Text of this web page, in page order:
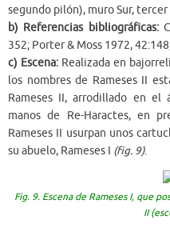
segundo pilón), muro Sur,
b) Referencias bibliográficas:
352; Porter & Moss 1972,
c) Escena: Realizada en
los nombres de Rameses II
Rameses II, arrodillado en el
manos de Re-Haractes, en
Rameses II usurpan unos
su abuelo, Rameses I (fig. 9).
Fig. 9. Escena de Rameses I, que
II